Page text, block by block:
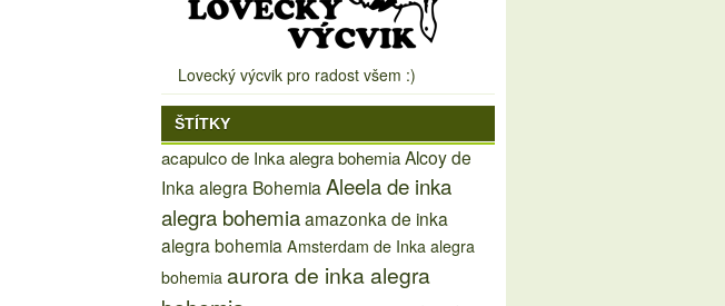
Lovecký výcvik pro radost všem :)
ŠTÍTKY
acapulco de Inka alegra bohemiaAlcoy de
Inka alegra Bohemia Aleela de inka
alegra bohemiaamazonka de inka
alegra bohemia Amsterdam de Inka alegra
bohemia aurora de inka alegra